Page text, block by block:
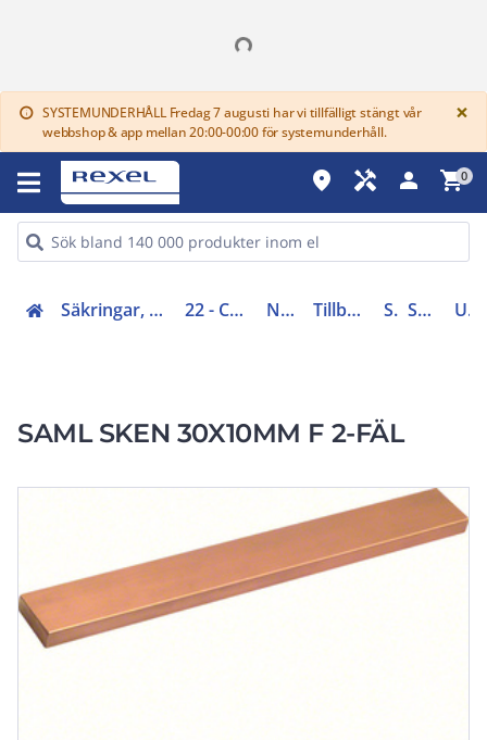
info SYSTEMUNDERHÅLL Fredag 7 augusti har vi tillfälligt stängt vår
webbshop & app mellan 20:00-00:00 för systemunderhåll.
×
place handyman person shopping_cart0
Säkringar, centraler, skåp, elfördelning (20-29) 22 - Centralsystem IP20 - IP40 Normkapslingar Tillbehör normkapslingar Skenor Samlingsskenor UM32B
SAML SKEN 30X10MM F 2-FÄL